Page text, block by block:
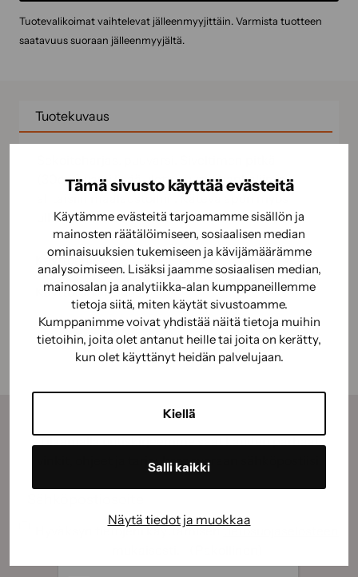
Tämä sivusto käyttää evästeitä
Käytämme evästeitä tarjoamamme sisällön ja
mainosten räätälöimiseen, sosiaalisen median
ominaisuuksien tukemiseen ja kävijämäärämme
analysoimiseen. Lisäksi jaamme sosiaalisen median,
mainosalan ja analytiikka-alan kumppaneillemme
tietoja siitä, miten käytät sivustoamme.
Kumppanimme voivat yhdistää näitä tietoja muihin
tietoihin, joita olet antanut heille tai joita on kerätty,
kun olet käyttänyt heidän palvelujaan.
Kiellä
Salli kaikki
Näytä tiedot ja muokkaa
Tuotevalikoimat vaihtelevat jälleenmyyjittäin. Varmista tuotteen
saatavuus suoraan jälleenmyyjältä.
Tuotekuvaus
(30cm) varsi lisää ulottuvuutta hankaliin ja
ahtaisiin maalaustöihin. Kätevä apuri myös
ulkomaalaukseen.
Käyttöohje
Käyttöturvallisuus
Tilaamalla uutiskirjeemme saat kauden parhaat
vinkit, ohjeet ja tarjoukset suoraan sähköpostiisi.
Sähköposti
(Pakollinen)
(Pakollinen)
Hyväksyn tietojeni käyttämisentietosuojaselosteen
CAPTCHA